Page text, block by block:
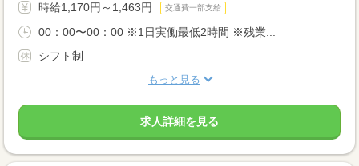
時給1,170円～1,463円 交通費一部支給
00：00〜00：00 ※1日実働最低2時間 ※残業...
シフト制
もっと見る
求人詳細を見る